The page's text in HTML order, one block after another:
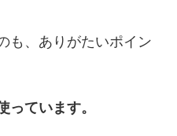
も、ありがたいポイン
っています。